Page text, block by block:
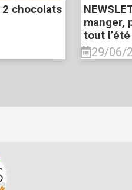
chocolats
manger,
tout l’été
29/06/